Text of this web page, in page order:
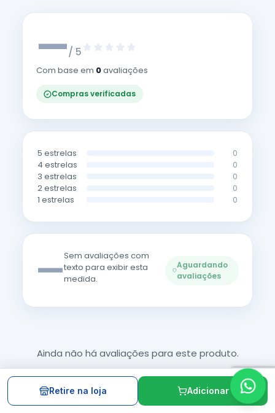
—/ 5
Com base em 0avaliações
Compras verificadas
5 estrelas 0
4 estrelas 0
3 estrelas 0
2 estrelas 0
1 estrelas 0
—Sem avaliações com
texto para exibir esta
medida.
Aguardando
avaliações
Ainda não há avaliações para este produto.
Retire na loja Adicionar